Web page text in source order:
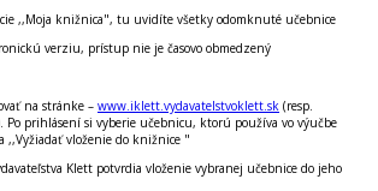
,,Moja knižnica", tu uvidíte všetky odomknuté učebnice
verziu, prístup nie je časovo obmedzený
na stránke – www.iklett.vydavatelstvoklett.sk (resp.
Po prihlásení si vyberie učebnicu, ktorú používa vo výučbe
,,Vyžiadať vloženie do knižnice "
Klett potvrdia vloženie vybranej učebnice do jeho